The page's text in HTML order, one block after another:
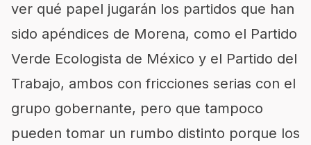
ver qué papel jugarán los partidos que han
sido apéndices de Morena, como el Partido
Verde Ecologista de México y el Partido del
Trabajo, ambos con fricciones serias con el
grupo gobernante, pero que tampoco
pueden tomar un rumbo distinto porque los